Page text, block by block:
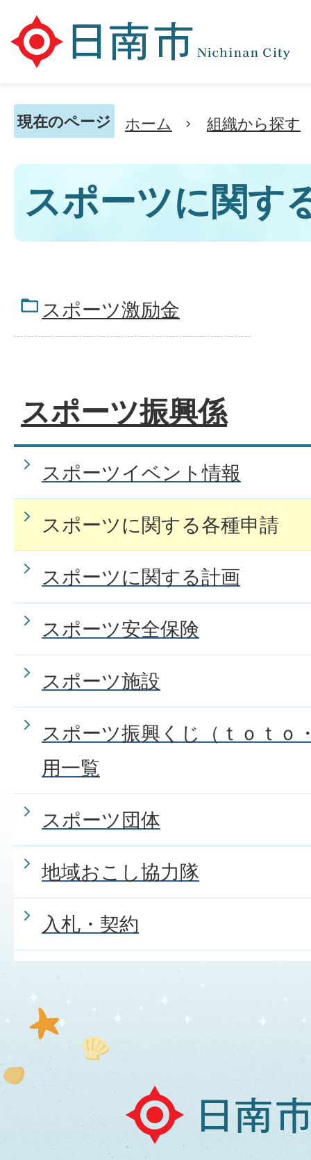
現在のページ ホーム 組織から探す
スポーツに関す
スポーツ激励金
スポーツ振興係
スポーツイベント情報
スポーツに関する各種申請
スポーツに関する計画
スポーツ安全保険
スポーツ施設
スポーツ振興くじ（ｔｏｔｏ
用一覧
スポーツ団体
地域おこし協力隊
入札・契約
日
南